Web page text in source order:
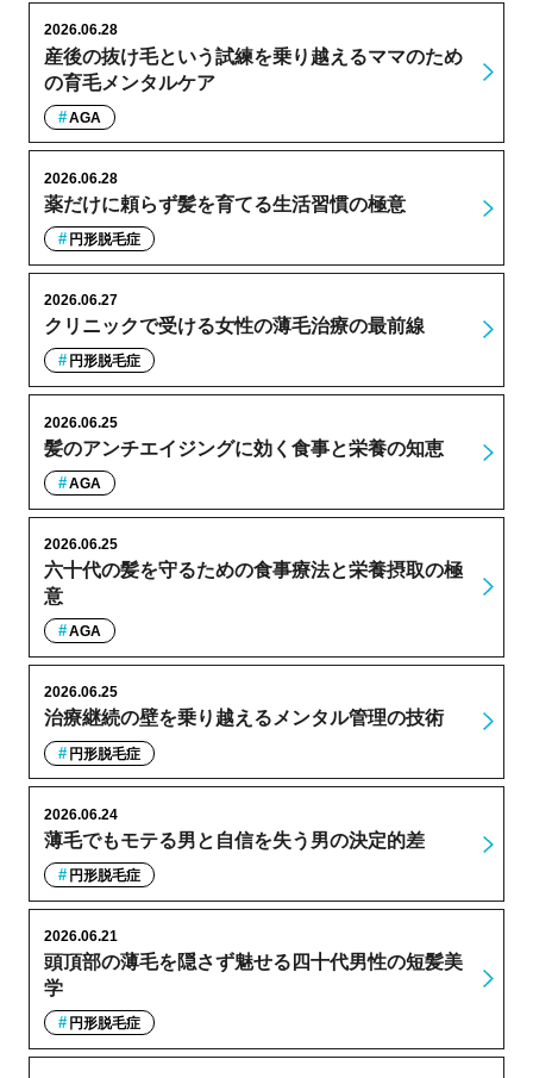
産後の抜け毛という試練を乗り越えるママのため
の育毛メンタルケア
2026.06.28
AGA
薬だけに頼らず髪を育てる生活習慣の極意
2026.06.28
円形脱毛症
クリニックで受ける女性の薄毛治療の最前線
2026.06.27
円形脱毛症
髪のアンチエイジングに効く食事と栄養の知恵
2026.06.25
AGA
六十代の髪を守るための食事療法と栄養摂取の極
意
2026.06.25
AGA
治療継続の壁を乗り越えるメンタル管理の技術
2026.06.25
円形脱毛症
薄毛でもモテる男と自信を失う男の決定的差
2026.06.24
円形脱毛症
頭頂部の薄毛を隠さず魅せる四十代男性の短髪美
学
2026.06.21
円形脱毛症